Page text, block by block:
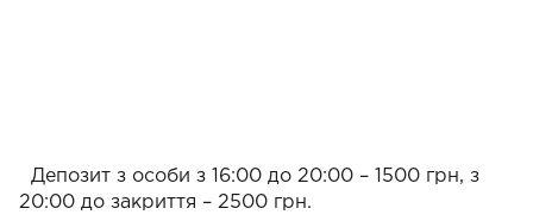
Депозит з особи з 16:00 до 20:00 – 1500 грн, з
20:00 до закриття – 2500 грн.